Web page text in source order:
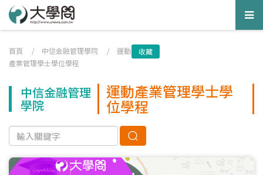
首頁 / 中信金融管理學院 / 運動
產業管理學士學位學程
收藏
中信金融管理
學院
運動產業管理學士學
位學程